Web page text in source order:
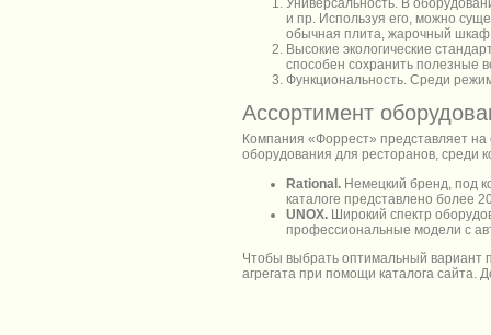
Универсальность. В
и пр. Используя его, можно
обычная плита, жарочный
Высокие экологические
способен сохранить полезные
Функциональность. Среди
Ассортимент
Компания «Форрест» представляет
оборудования для ресторанов, среди
Rational. Немецкий бренд, под
каталоге представлено более
UNOX. Широкий спектр
профессиональные модели с
Чтобы выбрать оптимальный вариант
агрегата при помощи каталога